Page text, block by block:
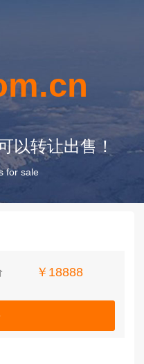
以转让出售！
for sale
￥18888